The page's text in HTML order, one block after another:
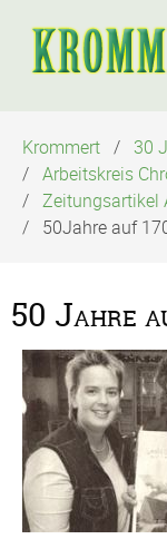
überspringen
Krommert
30
Arbeitskreis
Zeitungsartikel
50Jahre auf
50 Jahre